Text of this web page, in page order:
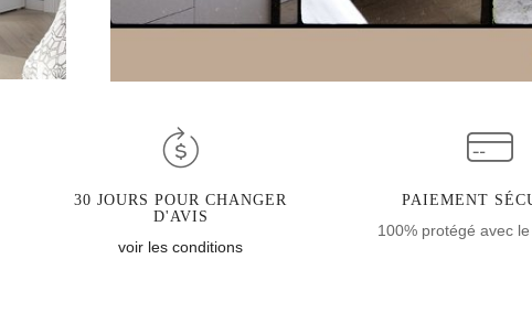
30 JOURS POUR CHANGER
D'AVIS
voir les conditions
PAIEMENT
100% protégé avec